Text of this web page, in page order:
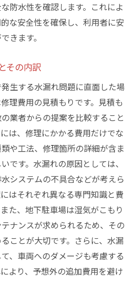
防水性を確認します。これによ
な安全性を確保し、利用者に安
きます。
その内訳
生する水漏れ問題に直面した場
理費用の見積もりです。見積も
業者からの提案を比較すること
は、修理にかかる費用だけでな
や工法、修理箇所の詳細が含ま
です。水漏れの原因としては、
システムの不具合などが考えら
はそれぞれ異なる専門知識と費
た、地下駐車場は湿気がこもり
ナンスが求められるため、その
ことが大切です。さらに、水漏
、車両へのダメージも考慮する
より、予想外の追加費用を避け